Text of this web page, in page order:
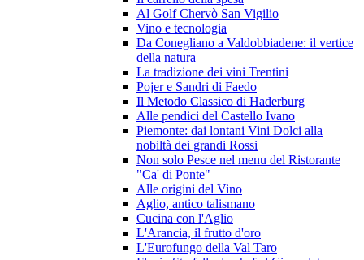
Al Golf Chervò San Vigilio
Vino e tecnologia
Da Conegliano a Valdobbiadene: il vertice
della natura
La tradizione dei vini Trentini
Pojer e Sandri di Faedo
Il Metodo Classico di Haderburg
Alle pendici del Castello Ivano
Piemonte: dai lontani Vini Dolci alla
nobiltà dei grandi Rossi
Non solo Pesce nel menu del Ristorante
"Ca' di Ponte"
Alle origini del Vino
Aglio, antico talismano
Cucina con l'Aglio
L'Arancia, il frutto d'oro
L'Eurofungo della Val Taro